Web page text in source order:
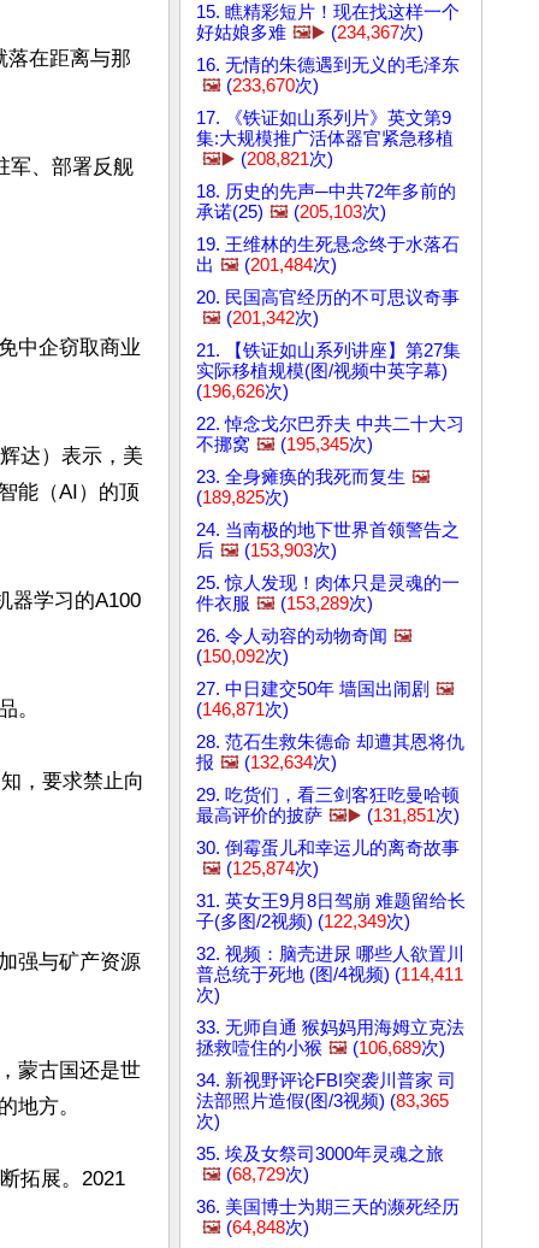
落在距离与那
军、部署反舰
中企窃取商业
达）表示，美
能（AI）的顶
器学习的A100
。
，要求禁止向
强与矿产资源
蒙古国还是世
地方。
拓展。2021
15. 瞧精彩短片！现在找这样一个
好姑娘多难 🖼️▶️ (234,367次)
16. 无情的朱德遇到无义的毛泽东
🖼️ (233,670次)
17. 《铁证如山系列片》英文第9
集:大规模推广活体器官紧急移植
🖼️▶️ (208,821次)
18. 历史的先声─中共72年多前的
承诺(25) 🖼️ (205,103次)
19. 王维林的生死悬念终于水落石
出 🖼️ (201,484次)
20. 民国高官经历的不可思议奇事
🖼️ (201,342次)
21. 【铁证如山系列讲座】第27集
实际移植规模(图/视频中英字幕)
(196,626次)
22. 悼念戈尔巴乔夫 中共二十大习
不挪窝 🖼️ (195,345次)
23. 全身瘫痪的我死而复生 🖼️
(189,825次)
24. 当南极的地下世界首领警告之
后 🖼️ (153,903次)
25. 惊人发现！肉体只是灵魂的一
件衣服 🖼️ (153,289次)
26. 令人动容的动物奇闻 🖼️
(150,092次)
27. 中日建交50年 墙国出闹剧 🖼️
(146,871次)
28. 范石生救朱德命 却遭其恩将仇
报 🖼️ (132,634次)
29. 吃货们，看三剑客狂吃曼哈顿
最高评价的披萨 🖼️▶️ (131,851次)
30. 倒霉蛋儿和幸运儿的离奇故事
🖼️ (125,874次)
31. 英女王9月8日驾崩 难题留给长
子(多图/2视频) (122,349次)
32. 视频：脑壳进尿 哪些人欲置川
普总统于死地 (图/4视频) (114,411
次)
33. 无师自通 猴妈妈用海姆立克法
拯救噎住的小猴 🖼️ (106,689次)
34. 新视野评论FBI突袭川普家 司
法部照片造假(图/3视频) (83,365
次)
35. 埃及女祭司3000年灵魂之旅
🖼️ (68,729次)
36. 美国博士为期三天的濒死经历
🖼️ (64,848次)